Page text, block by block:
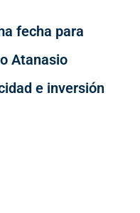
fecha para
Atanasio
e inversión